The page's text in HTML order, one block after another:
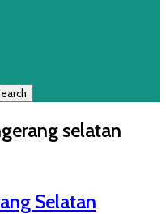
selatan
Selatan